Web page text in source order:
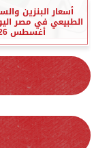
أسعار البنزين
أغسطس 2026